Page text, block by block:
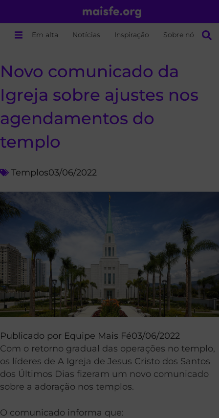
Em alta Notícias Inspiração Sobre nós
Novo comunicado da
Igreja sobre ajustes nos
agendamentos do
templo
Templos03/06/2022
Publicado por Equipe Mais Fé03/06/2022
Com o retorno gradual das operações no templo,
os líderes de A Igreja de Jesus Cristo dos Santos
dos Últimos Dias fizeram um novo comunicado
sobre a adoração nos templos.
O comunicado informa que: